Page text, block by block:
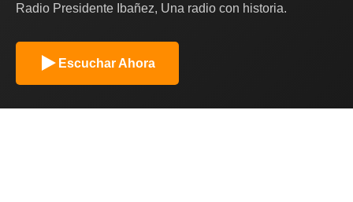
Radio Presidente Ibañez, Una radio con historia.
Escuchar Ahora